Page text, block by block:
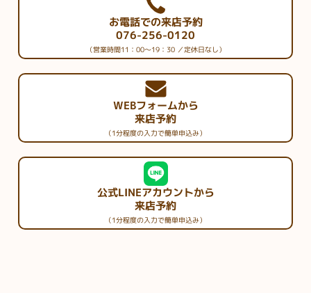
お電話での来店予約
076-256-0120
（営業時間11：00～19：30 ／定休日なし）
WEBフォームから
来店予約
（1分程度の入力で簡単申込み）
公式LINEアカウントから
来店予約
（1分程度の入力で簡単申込み）